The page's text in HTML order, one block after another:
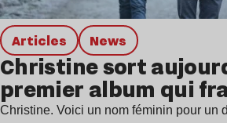
Articles news
Christine sort
premier album qui
Christine. Voici un nom féminin pour un